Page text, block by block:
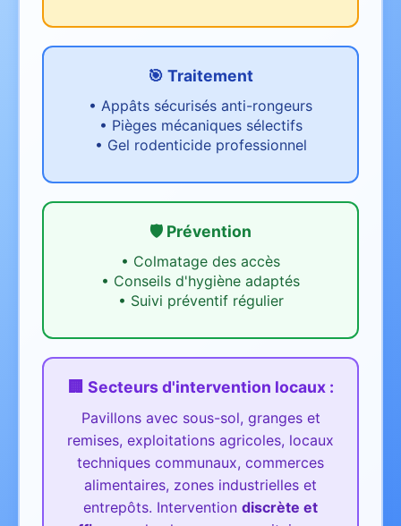
🎯 Traitement
• Appâts sécurisés anti-rongeurs
• Pièges mécaniques sélectifs
• Gel rodenticide professionnel
🛡️ Prévention
• Colmatage des accès
• Conseils d'hygiène adaptés
• Suivi préventif régulier
🏢 Secteurs d'intervention locaux :
Pavillons avec sous-sol, granges et
remises, exploitations agricoles, locaux
techniques communaux, commerces
alimentaires, zones industrielles et
entrepôts. Intervention discrète et